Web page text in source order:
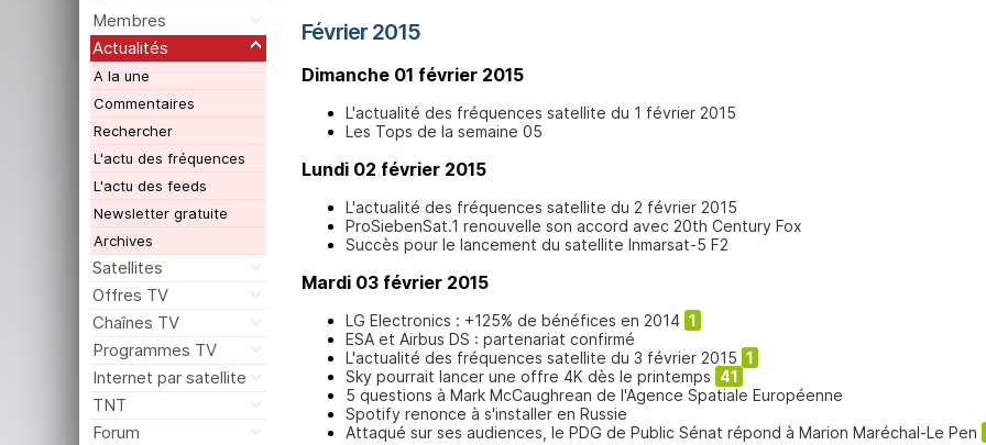
Membres
Actualités
A la une
Commentaires
Rechercher
L'actu des fréquences
L'actu des feeds
Newsletter gratuite
Archives
Satellites
Offres TV
Chaînes TV
Programmes TV
Internet par satellite
TNT
Forum
Février 2015
Dimanche 01 février 2015
L'actualité des fréquences satellite du 1 février 2015
Les Tops de la semaine 05
Lundi 02 février 2015
L'actualité des fréquences satellite du 2 février 2015
ProSiebenSat.1 renouvelle son accord avec 20th Century Fox
Succès pour le lancement du satellite Inmarsat-5 F2
Mardi 03 février 2015
LG Electronics : +125% de bénéfices en 2014 1
ESA et Airbus DS : partenariat confirmé
L'actualité des fréquences satellite du 3 février 2015 1
Sky pourrait lancer une offre 4K dès le printemps 41
5 questions à Mark McCaughrean de l'Agence Spatiale Européenne
Spotify renonce à s'installer en Russie
Attaqué sur ses audiences, le PDG de Public Sénat répond à Marion Maréchal-Le Pen